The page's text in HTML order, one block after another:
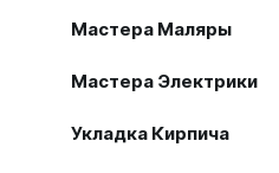
Мастера Маляры
Мастера Электрики
Укладка Кирпича